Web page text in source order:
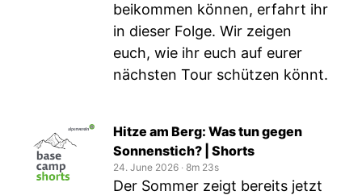
beikommen können, erfahrt ihr
in dieser Folge. Wir zeigen
euch, wie ihr euch auf eurer
nächsten Tour schützen könnt.
Hitze am Berg: Was tun gegen
Sonnenstich? | Shorts
24. June 2026 ‧ 8m 23s
Der Sommer zeigt bereits jetzt